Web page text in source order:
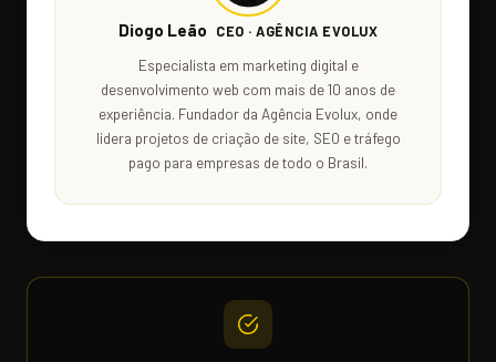
Diogo Leão CEO · AGÊNCIA EVOLUX
Especialista em marketing digital e
desenvolvimento web com mais de 10 anos de
experiência. Fundador da Agência Evolux, onde
lidera projetos de criação de site, SEO e tráfego
pago para empresas de todo o Brasil.